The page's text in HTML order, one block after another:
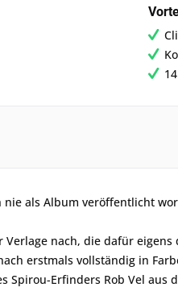
als Album veröffentlicht
nach, die dafür
erstmals vollständig in
Spirou-Erfinders Rob Vel aus